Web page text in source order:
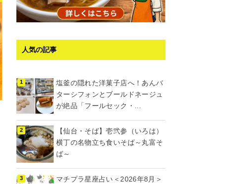
人気の記事
塩釜の隠れた洋菓子店へ！あんバ
ターシフォンとブールドネージュ
が絶品「フールセック・...
【仙台・そば】壱弐参（いろは）
横丁の名物立ち食いそば～丸富そ
ば～
マチプラ星座占い＜2026年8月＞